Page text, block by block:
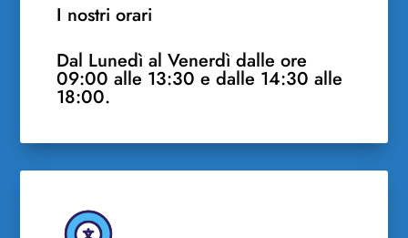
I nostri orari
Dal Lunedì al Venerdì dalle ore
09:00 alle 13:30 e dalle 14:30 alle
18:00.